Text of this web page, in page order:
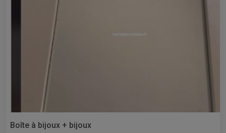
Boîte à bijoux + bijoux